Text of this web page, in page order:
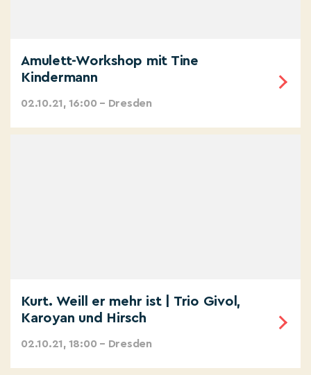
Amulett-Workshop mit Tine
Kindermann
02.10.21, 16:00 – Dresden
Kurt. Weill er mehr ist | Trio Givol,
Karoyan und Hirsch
02.10.21, 18:00 – Dresden